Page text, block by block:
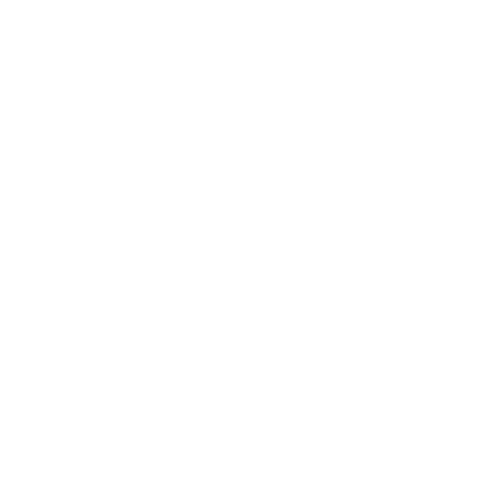
samengesteld product
zich niet aan het